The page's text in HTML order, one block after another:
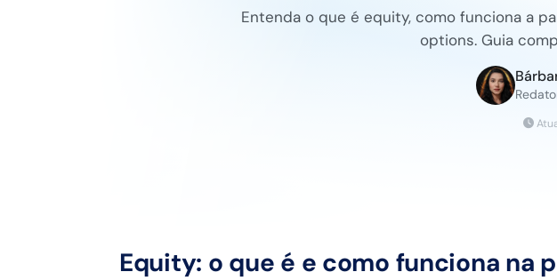
Entenda o que é equity, como funciona a
options. Guia
Equity: o que é e como funciona na